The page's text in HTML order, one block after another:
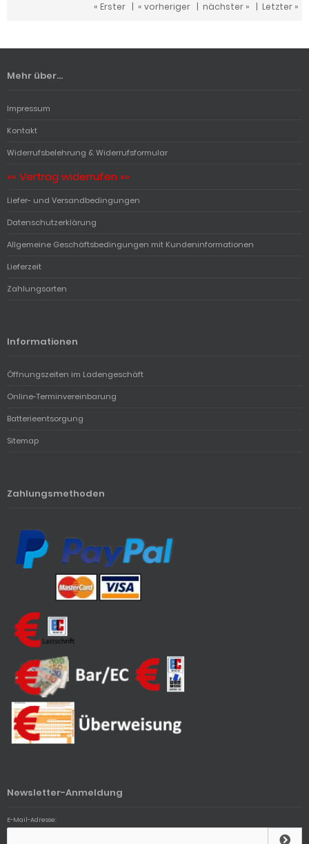
« Erster | « vorheriger | nächster » | Letzter »
Mehr über...
Impressum
Kontakt
Widerrufsbelehrung & Widerrufsformular
«« Vertrag widerrufen »»
Liefer- und Versandbedingungen
Datenschutzerklärung
Allgemeine Geschäftsbedingungen mit Kundeninformationen
Lieferzeit
Zahlungsarten
Informationen
Öffnungszeiten im Ladengeschäft
Online-Terminvereinbarung
Batterieentsorgung
Sitemap
Zahlungsmethoden
Newsletter-Anmeldung
E-Mail-Adresse: